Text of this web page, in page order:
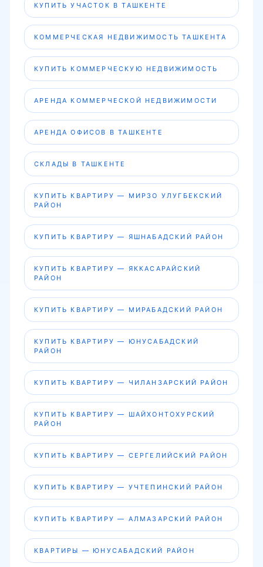
КУПИТЬ УЧАСТОК В ТАШКЕНТЕ
КОММЕРЧЕСКАЯ НЕДВИЖИМОСТЬ ТАШКЕНТА
КУПИТЬ КОММЕРЧЕСКУЮ НЕДВИЖИМОСТЬ
АРЕНДА КОММЕРЧЕСКОЙ НЕДВИЖИМОСТИ
АРЕНДА ОФИСОВ В ТАШКЕНТЕ
СКЛАДЫ В ТАШКЕНТЕ
КУПИТЬ КВАРТИРУ — МИРЗО УЛУГБЕКСКИЙ
РАЙОН
КУПИТЬ КВАРТИРУ — ЯШНАБАДСКИЙ РАЙОН
КУПИТЬ КВАРТИРУ — ЯККАСАРАЙСКИЙ
РАЙОН
КУПИТЬ КВАРТИРУ — МИРАБАДСКИЙ РАЙОН
КУПИТЬ КВАРТИРУ — ЮНУСАБАДСКИЙ
РАЙОН
КУПИТЬ КВАРТИРУ — ЧИЛАНЗАРСКИЙ РАЙОН
КУПИТЬ КВАРТИРУ — ШАЙХОНТОХУРСКИЙ
РАЙОН
КУПИТЬ КВАРТИРУ — СЕРГЕЛИЙСКИЙ РАЙОН
КУПИТЬ КВАРТИРУ — УЧТЕПИНСКИЙ РАЙОН
КУПИТЬ КВАРТИРУ — АЛМАЗАРСКИЙ РАЙОН
КВАРТИРЫ — ЮНУСАБАДСКИЙ РАЙОН